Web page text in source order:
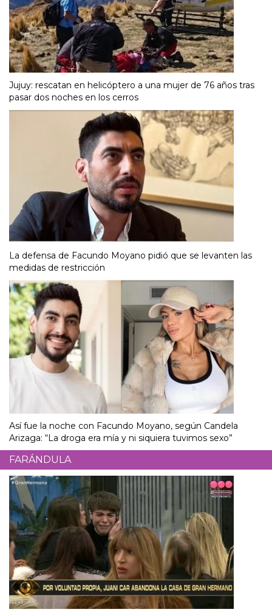
Jujuy: rescatan en helicóptero a una mujer de 76 años tras
pasar dos noches en los cerros
La defensa de Facundo Moyano pidió que se levanten las
medidas de restricción
Así fue la noche con Facundo Moyano, según Candela
Arizaga: “La droga era mía y ni siquiera tuvimos sexo”
FARÁNDULA